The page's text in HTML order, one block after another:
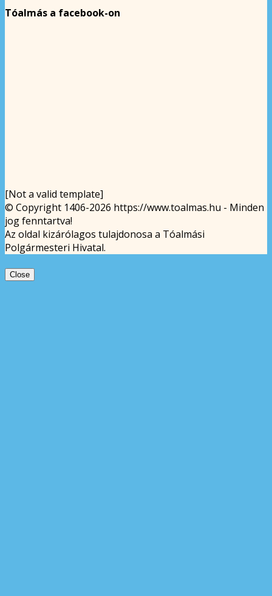
Tóalmás a facebook-on
[Not a valid template]
© Copyright 1406-2026 https://www.toalmas.hu - Minden
jog fenntartva!
Az oldal kizárólagos tulajdonosa a Tóalmási
Polgármesteri Hivatal.
Close